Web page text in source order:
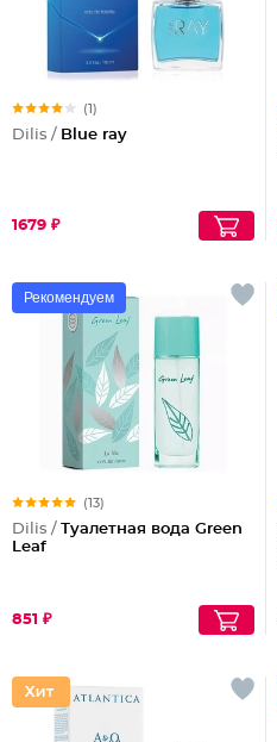
(1)
Dilis / Blue ray
1679 ₽
Рекомендуем
(13)
Dilis / Туалетная вода Green
Leaf
851 ₽